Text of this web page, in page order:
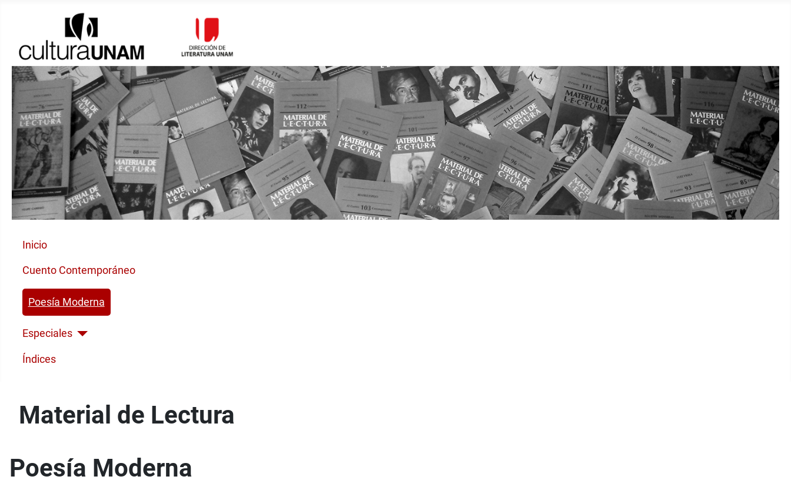
Inicio
Cuento Contemporáneo
Poesía Moderna
Especiales
Índices
Material de Lectura
Poesía Moderna